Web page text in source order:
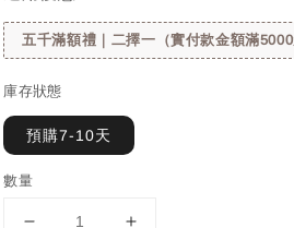
五千滿額禮｜二擇一（實付款金額滿5000
庫存狀態
預購7-10天
數量